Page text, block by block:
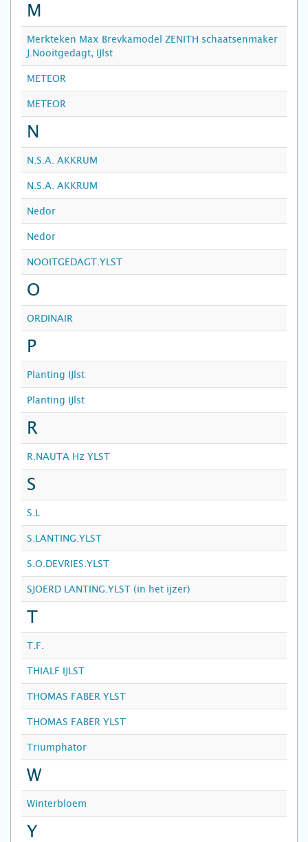
M
Merkteken Max Brevkamodel ZENITH schaatsenmaker
J.Nooitgedagt, IJlst
METEOR
METEOR
N
N.S.A. AKKRUM
N.S.A. AKKRUM
Nedor
Nedor
NOOITGEDAGT.YLST
O
ORDINAIR
P
Planting IJlst
Planting IJlst
R
R.NAUTA Hz YLST
S
S.L
S.LANTING.YLST
S.O.DEVRIES.YLST
SJOERD LANTING.YLST (in het ijzer)
T
T.F.
THIALF IJLST
THOMAS FABER YLST
THOMAS FABER YLST
Triumphator
W
Winterbloem
Y